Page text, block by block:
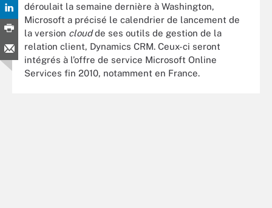
déroulait la semaine dernière à Washington,
Microsoft a précisé le calendrier de lancement de
la version cloudde ses outils de gestion de la
relation client, Dynamics CRM. Ceux-ci seront
intégrés à l’offre de service Microsoft Online
Services fin 2010, notamment en France.